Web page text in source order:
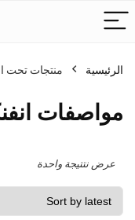
الرئيسية منتجات تحت
مواصفات
عرض نتتيجة واحدة